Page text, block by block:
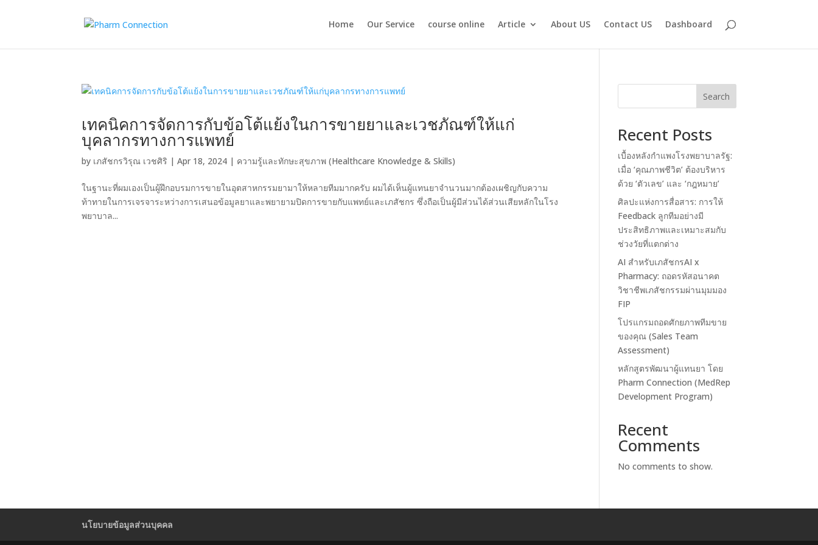
Home Our Service course online Article About US Contact US Dashboard
เทคนิคการจัดการกับข้อโต้แย้งในการขายยาและเวชภัณฑ์ให้แก่
บุคลากรทางการแพทย์
by เภสัชกรวิรุณ เวชศิริ |Apr 18, 2024 | ความรู้และทักษะสุขภาพ (Healthcare Knowledge & Skills)
ในฐานะที่ผมเองเป็นผู้ฝึกอบรมการขายในอุตสาหกรรมยามาให้หลายทีมมากครับ ผมได้เห็นผู้แทนยาจำนวนมากต้องเผชิญกับความ
ท้าทายในการเจรจาระหว่างการเสนอข้อมูลยาและพยายามปิดการขายกับแพทย์และเภสัชกร ซึ่งถือเป็นผู้มีส่วนได้ส่วนเสียหลักในโรง
พยาบาล...
Search
Recent Posts
เบื้องหลังกำแพงโรงพยาบาลรัฐ:
เมื่อ ‘คุณภาพชีวิต’ ต้องบริหาร
ด้วย ‘ตัวเลข’ และ ‘กฎหมาย’
ศิลปะแห่งการสื่อสาร: การให้
Feedback ลูกทีมอย่างมี
ประสิทธิภาพและเหมาะสมกับ
ช่วงวัยที่แตกต่าง
AI สำหรับเภสัชกรAI x
Pharmacy: ถอดรหัสอนาคต
วิชาชีพเภสัชกรรมผ่านมุมมอง
FIP
โปรแกรมถอดศักยภาพทีมขาย
ของคุณ (Sales Team
Assessment)
หลักสูตรพัฒนาผู้แทนยา โดย
Pharm Connection (MedRep
Development Program)
Recent
Comments
No comments to show.
นโยบายข้อมูลส่วนบุคคล